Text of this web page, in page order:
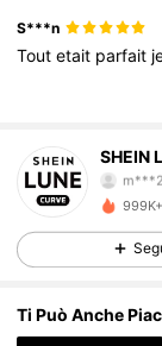
S***n
Toutetait parfait
SHEIN
n***1
4.84
Ti Può Anche